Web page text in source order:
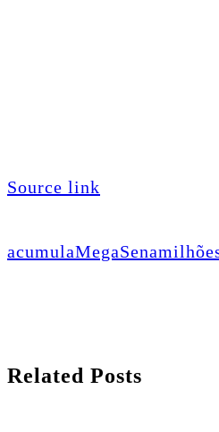
Source link
acumulaMegaSena
Related Posts